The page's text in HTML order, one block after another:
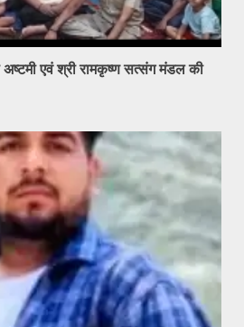
अष्टमी एवं श्री रामकृष्ण सत्संग मंडल की